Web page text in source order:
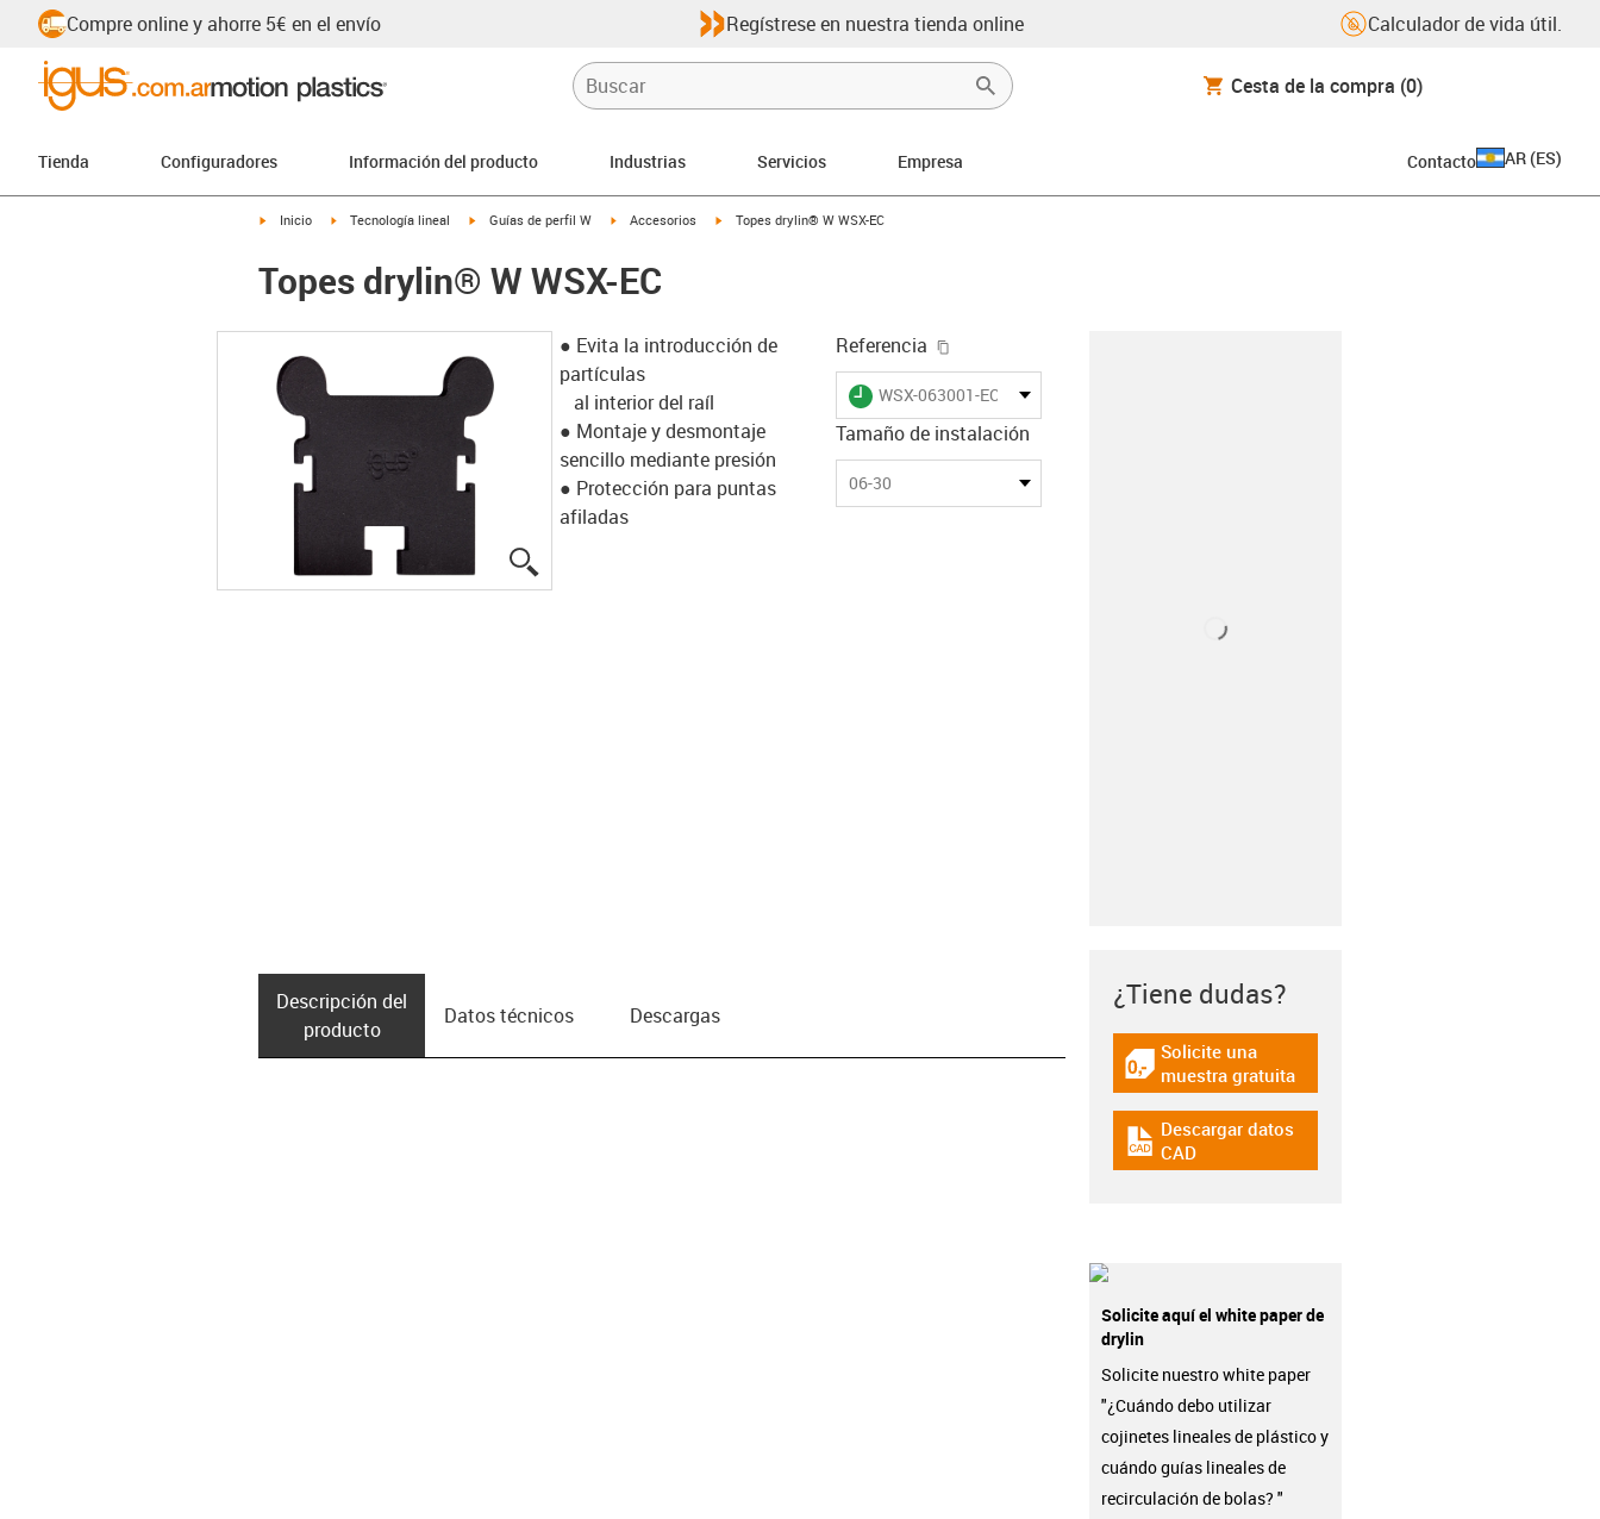
Compre online y ahorre 5€ en el envío Regístrese en nuestra tienda online Calculador de vida útil.
Cesta de la compra (0)
Tienda Configuradores Información del producto Industrias Servicios Empresa Contacto AR (ES)
igus-icon-arrow-right
Inicio igus-icon-arrow-right
Tecnología lineal igus-icon-arrow-right
Guías de perfil W igus-icon-arrow-right
Accesorios igus-icon-arrow-right
Topes drylin® W WSX-EC
Topes drylin® W WSX-EC
● Evita la introducción de
partículas
al interior del raíl
● Montaje y desmontaje
sencillo mediante presión
● Protección para puntas
afiladas
Referencia
igus-icon-lieferzeit
WSX-063001-EC
Tamaño de instalación
06-30
Descripción del
producto
Datos técnicos Descargas
¿Tiene dudas?
igus-icon-gratismuster
Solicite una
muestra gratuita
igus-icon-cad-dateien
Descargar datos
CAD
Solicite aquí el white paper de
drylin
Solicite nuestro white paper
"¿Cuándo debo utilizar
cojinetes lineales de plástico y
cuándo guías lineales de
recirculación de bolas? "